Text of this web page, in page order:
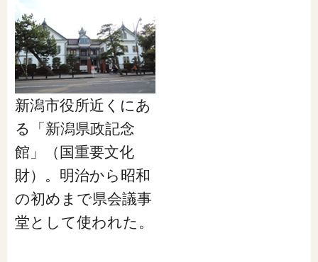
新潟市役所近くにあ
る「新潟県政記念
館」（国重要文化
財）。明治から昭和
の初めまで県会議事
堂として使われた。